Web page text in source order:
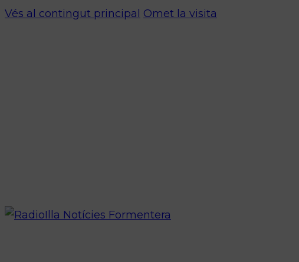
Vés al contingut principal Omet la visita